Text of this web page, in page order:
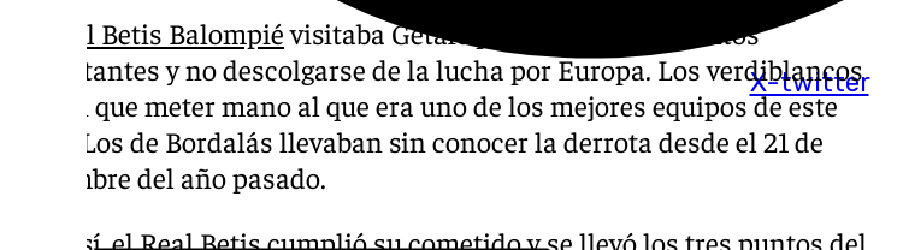
X-twitter
Real Betis Balompiévisitaba Getafe para sumar tres puntos
importantes y no descolgarse de la lucha por Europa. Los verdiblancos
tenían que meter mano al que era uno de los mejores equipos de este
2025. Los de Bordalás llevaban sin conocer la derrota desde el 21 de
diciembre del año pasado.
Aún así, el Real Betis cumplió su cometido y se llevó los tres puntos del